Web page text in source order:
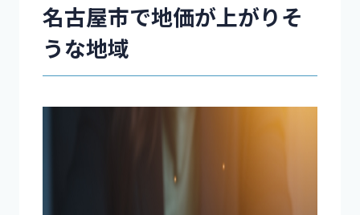
名古屋市で地価が上がりそ
うな地域